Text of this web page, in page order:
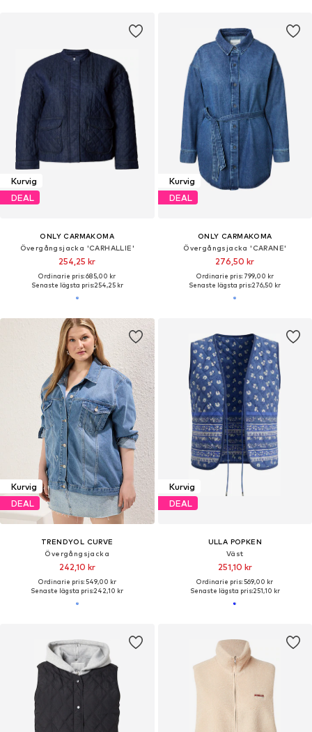
Kurvig
DEAL
ONLY CARMAKOMA
Övergångsjacka 'CARHALLIE'
254,25 kr
Ordinarie pris: 685,00 kr
Senaste lägsta pris:254,25 kr
Kurvig
DEAL
ONLY CARMAKOMA
Övergångsjacka 'CARANE'
276,50 kr
Ordinarie pris: 799,00 kr
Senaste lägsta pris:276,50 kr
Kurvig
DEAL
TRENDYOL CURVE
Övergångsjacka
242,10 kr
Ordinarie pris: 549,00 kr
Senaste lägsta pris:242,10 kr
Kurvig
DEAL
ULLA POPKEN
Väst
251,10 kr
Ordinarie pris: 569,00 kr
Senaste lägsta pris:251,10 kr